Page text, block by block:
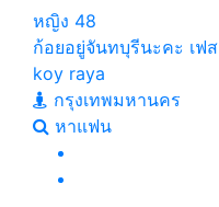
หญิง 48
ก้อยอยู่จันทบุรีนะคะ เฟส
koy raya
กรุงเทพมหานคร
หาแฟน